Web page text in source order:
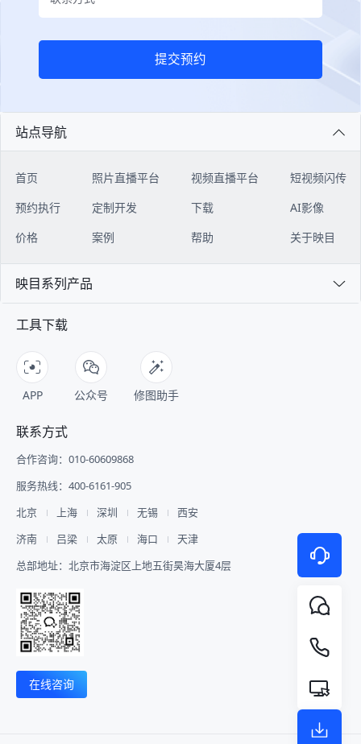
提交预约
站点导航
首页
预约执行
价格
照片直播平台
定制开发
案例
视频直播平台
下载
帮助
短视频闪传
AI影像
关于映目
映目系列产品
工具下载
APP 公众号 修图助手
联系方式
合作咨询：010-60609868
服务热线：400-6161-905
北京
上海 深圳 无锡
西安
济南
吕梁 太原 海口
天津
总部地址：北京市海淀区上地五街昊海大厦4层
在线咨询